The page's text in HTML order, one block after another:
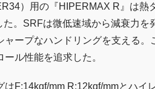
）用の『HIPERMAX R』は
た。SRFは微低速域から減衰力
ャープなハンドリングを支える
ル性能を追求した。
はF:14kgf/mm R:12kgf/mmとハ